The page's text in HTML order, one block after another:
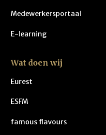
Medewerkersportaal
E-learning
Wat doen wij
Eurest
ESFM
famous flavours